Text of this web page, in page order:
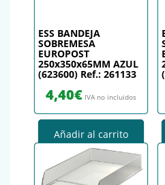
ESS BANDEJA
SOBREMESA
EUROPOST
250x350x65MM AZUL
(623600) Ref.: 261133
4,40€ IVA no incluidos
Añadir al carrito